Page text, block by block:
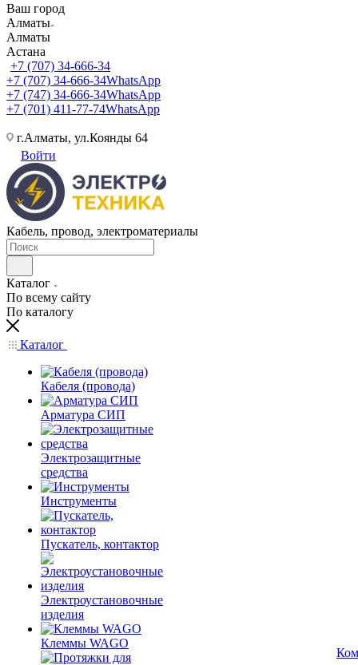
Ваш город
Алматы
Алматы
Астана
+7 (707) 34-666-34
+7 (707) 34-666-34WhatsApp
+7 (747) 34-666-34WhatsApp
+7 (701) 411-77-74WhatsApp
г.Алматы, ул.Коянды 64
Войти
Кабель, провод, электроматериалы
Каталог
По всему сайту
По каталогу
Каталог
Кабеля (провода)
Арматура СИП
Электрозащитные
средства
Инструменты
Пускатель, контактор
Электроустановочные
изделия
Клеммы WAGO